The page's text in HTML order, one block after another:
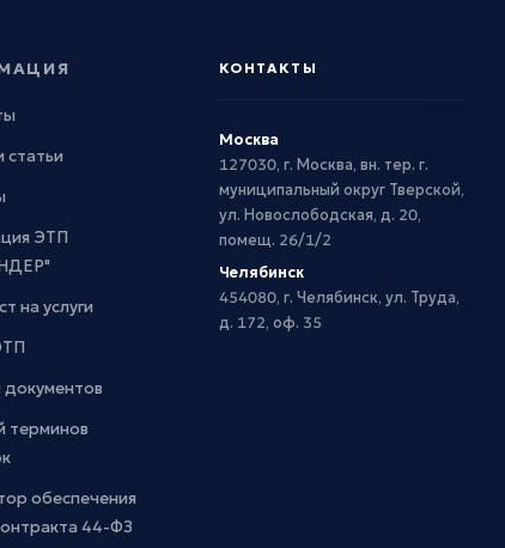
статьи
ЭТП
на услуги
терминов
обеспечения
44-ФЗ
КОНТАКТЫ
Москва
127030, г. Москва, вн. тер. г.
муниципальный округ Тверской,
ул. Новослободская, д. 20,
помещ. 26/1/2
Челябинск
454080, г. Челябинск, ул. Труда,
д. 172, оф. 35